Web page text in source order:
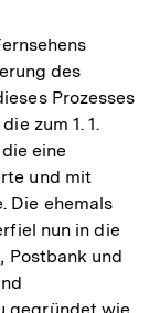
des
Prozesses
zum 1. 1.
eine
und mit
Die ehemals
nun in die
Postbank und
gegründet wie